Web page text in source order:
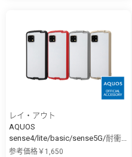
レイ・アウト
AQUOS
sense4/lite/basic/sense5G/耐衝...
参考価格￥1,650